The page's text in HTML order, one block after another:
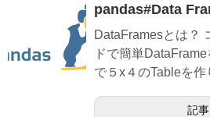
pandas#Data
DataFramesとは？
ドで簡単
で５x４のTableを作
記